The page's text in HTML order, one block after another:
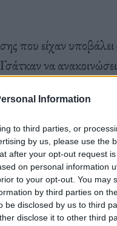
Information
to third parties, or
by us, please use the
after your opt-out request
on personal information
to your opt-out. You may
by third parties on
be disclosed by us to third
disclose it to other third
που είχαν υποβάλει
να
στις
Τραμπ προσέφευγε